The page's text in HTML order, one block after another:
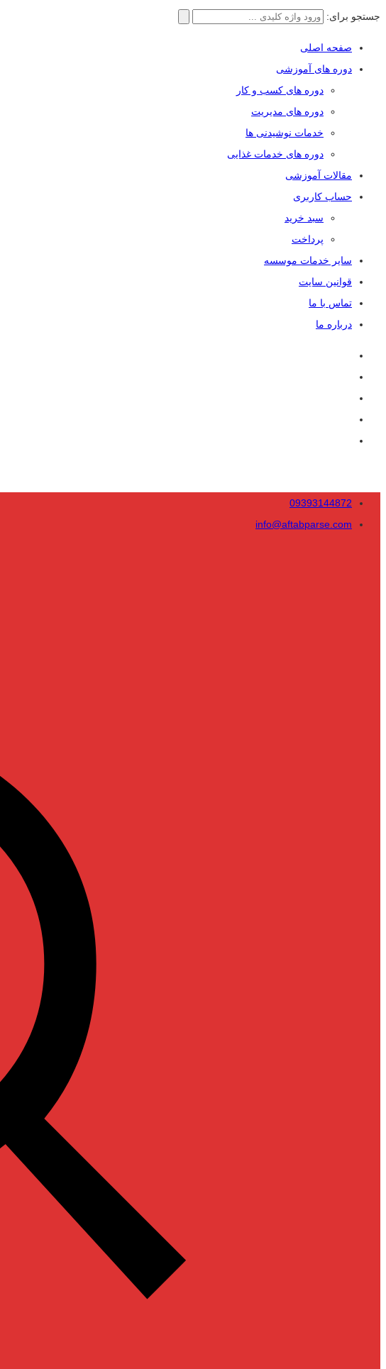
جستجو برای:
صفحه اصلی
دوره های آموزشی
دوره های کسب و کار
دوره های مدیریت
خدمات نوشیدنی ها
دوره های خدمات غذایی
مقالات آموزشی
حساب کاربری
سبد خرید
پرداخت
سایر خدمات موسسه
قوانین سایت
تماس با ما
درباره ما
09393144872
info@aftabparse.com